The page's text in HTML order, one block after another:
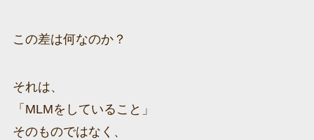
この差は何なのか？
それは、
「MLMをしていること」
そのものではなく、